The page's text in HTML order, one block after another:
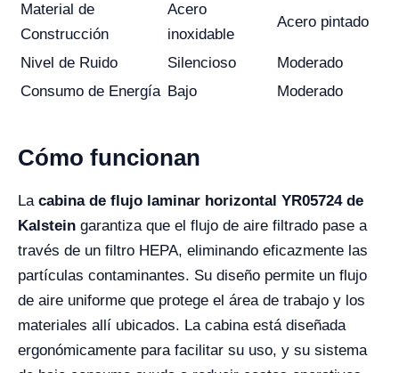
Material de
Construcción
Acero
inoxidable
Acero pintado
Nivel de Ruido Silencioso
Moderado
Consumo de Energía Bajo Moderado
Cómo funcionan
La cabina de flujo laminar horizontal YR05724 de
Kalstein garantiza que el flujo de aire filtrado pase a
través de un filtro HEPA, eliminando eficazmente las
partículas contaminantes. Su diseño permite un flujo
de aire uniforme que protege el área de trabajo y los
materiales allí ubicados. La cabina está diseñada
ergonómicamente para facilitar su uso, y su sistema